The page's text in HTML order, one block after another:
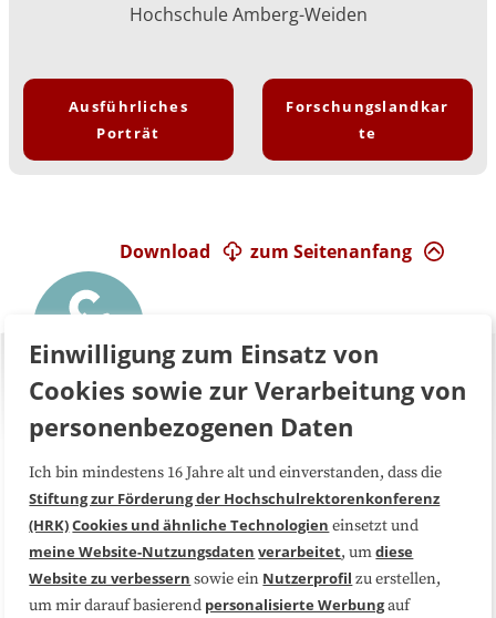
Hochschule Amberg-Weiden
Ausführliches
Porträt
Forschungslandkar
te
zum Seitenanfang
Download
Über uns FAQ
Medienarbeit Kooperationen
Datenschutzerklärung Impressum
Einwilligung zum Einsatz von
Cookies sowie zur Verarbeitung von
personenbezogenen Daten
Ich bin mindestens 16 Jahre alt und einverstanden, dass die
Stiftung zur Förderung der Hochschulrektorenkonferenz
(HRK)Cookies und ähnliche Technologien einsetzt und
meine Website-Nutzungsdaten verarbeitet, umdiese
Website zu verbessern sowie ein Nutzerprofil zu erstellen,
um mir darauf basierend personalisierte Werbungauf